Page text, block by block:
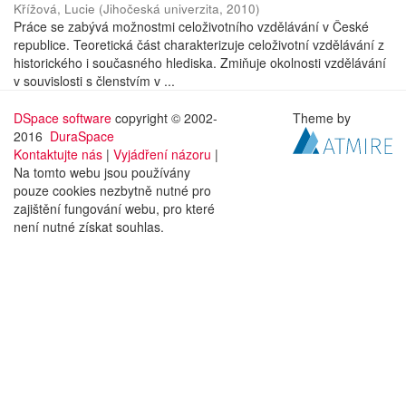
Křížová, Lucie (Jihočeská univerzita, 2010)
Práce se zabývá možnostmi celoživotního vzdělávání v České
republice. Teoretická část charakterizuje celoživotní vzdělávání z
historického i současného hlediska. Zmiňuje okolnosti vzdělávání
v souvislosti s členstvím v ...
DSpace software copyright © 2002-
2016 DuraSpace
Kontaktujte nás | Vyjádření názoru |
Na tomto webu jsou používány
pouze cookies nezbytně nutné pro
zajištění fungování webu, pro které
není nutné získat souhlas.
Theme by